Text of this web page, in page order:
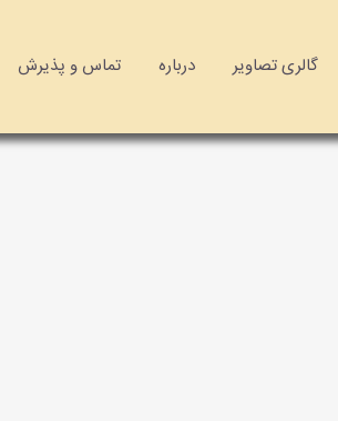
گالری تصاویر درباره تماس و پذیرش